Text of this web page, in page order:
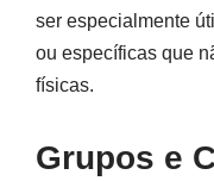
ser especialmente
ou específicas que
físicas.
Grupos e